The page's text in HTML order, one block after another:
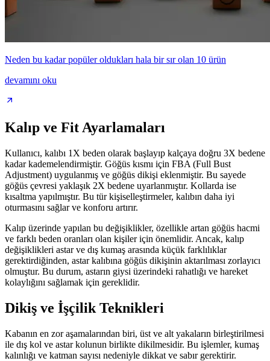
Neden bu kadar popüler oldukları hala bir sır olan 10 ürün
devamını oku
Kalıp ve Fit Ayarlamaları
Kullanıcı, kalıbı 1X beden olarak başlayıp kalçaya doğru 3X bedene
kadar kademelendirmiştir. Göğüs kısmı için FBA (Full Bust
Adjustment) uygulanmış ve göğüs dikişi eklenmiştir. Bu sayede
göğüs çevresi yaklaşık 2X bedene uyarlanmıştır. Kollarda ise
kısaltma yapılmıştır. Bu tür kişiselleştirmeler, kalıbın daha iyi
oturmasını sağlar ve konforu artırır.
Kalıp üzerinde yapılan bu değişiklikler, özellikle artan göğüs hacmi
ve farklı beden oranları olan kişiler için önemlidir. Ancak, kalıp
değişiklikleri astar ve dış kumaş arasında küçük farklılıklar
gerektirdiğinden, astar kalıbına göğüs dikişinin aktarılması zorlayıcı
olmuştur. Bu durum, astarın giysi üzerindeki rahatlığı ve hareket
kolaylığını sağlamak için gereklidir.
Dikiş ve İşçilik Teknikleri
Kabanın en zor aşamalarından biri, üst ve alt yakaların birleştirilmesi
ile dış kol ve astar kolunun birlikte dikilmesidir. Bu işlemler, kumaş
kalınlığı ve katman sayısı nedeniyle dikkat ve sabır gerektirir.